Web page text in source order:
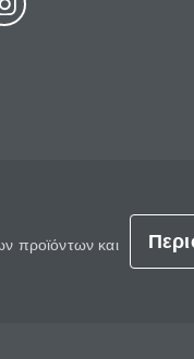
προϊόντων και